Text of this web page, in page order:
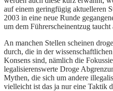
auf einem geringfügig aktuelleren
2003 in eine neue Runde
um dem Führerscheinentzug
An manchen Stellen scheinen
durch, die in der
Konsens sind, nämlich die
legalisierenswerte Droge
Mythen, die sich um andere
vielleicht ist das ja nur eine Taktik